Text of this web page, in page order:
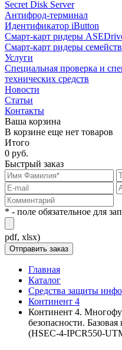
Secret Disk Server
Антифрод-терминал
Идентификатор iButton
Смарт-карт ридеры
Смарт-карт ридеры
Услуги
Специальная проверка и
технических средств
Новости
Статьи
Контакты
Ваша корзина
В корзине еще нет товаров
Итого
0 руб.
Быстрый заказ
* - поле обязательное для
pdf, xlsx)
Главная
Каталог
Средства защиты
Континент 4
Континент 4.
безопасности.
(HSEC-4-IPCR550-